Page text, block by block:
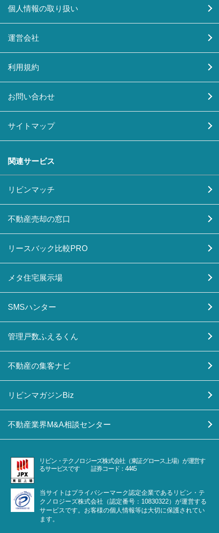
個人情報の取り扱い
運営会社
利用規約
お問い合わせ
サイトマップ
関連サービス
リビンマッチ
不動産売却の窓口
リースバック比較PRO
メタ住宅展示場
SMSハンター
管理戸数ふえるくん
不動産の集客ナビ
リビンマガジンBiz
不動産業界M&A相談センター
リビン・テクノロジーズ株式会社（東証グロース上場）が運営す
るサービスです 証券コード：4445
当サイトはプライバシーマーク認定企業であるリビン・テ
クノロジーズ株式会社（認定番号：10830322）が運営する
サービスです。お客様の個人情報等は大切に保護されてい
ます。